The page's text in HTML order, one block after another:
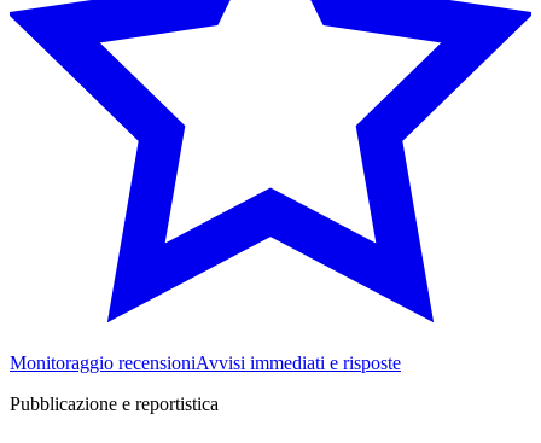
Monitoraggio recensioniAvvisi immediati e risposte
Pubblicazione e reportistica